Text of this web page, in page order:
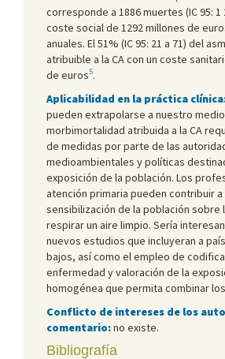
corresponde a 1886 muertes (IC 95: 1
coste social de 1292 millones de
anuales. El 51% (IC 95: 21 a 71) del
atribuible a la CA con un coste
de euros5.
Aplicabilidad en la práctica
pueden extrapolarse a nuestro
morbimortalidad atribuida a la CA
de medidas por parte de las
medioambientales y políticas
exposición de la población. Los
atención primaria pueden contribuir a
sensibilización de la población sobre
respirar un aire limpio. Sería
nuevos estudios que incluyeran a
bajos, así como el empleo de
enfermedad y valoración de la
homogénea que permita combinar
Conflicto de intereses de los
comentario:no existe.
Bibliografía